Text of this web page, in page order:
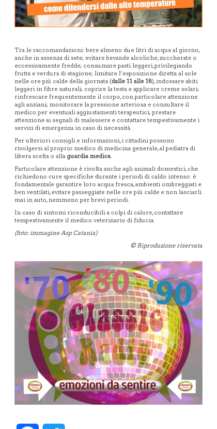
Tra le raccomandazioni: bere almeno due litri di acqua al giorno,
anche in assenza di sete; evitare bevande alcoliche, zuccherate o
eccessivamente fredde; consumare pasti leggeri, privilegiando
frutta e verdura di stagione; limitare l’esposizione diretta al sole
nelle ore più calde della giornata (dalle 11 alle 18), indossare abiti
leggeri in fibre naturali; coprire la testa e applicare creme solari;
rinfrescare frequentemente il corpo, con particolare attenzione
agli anziani; monitorare la pressione arteriosa e consultare il
medico per eventuali aggiustamenti terapeutici; prestare
attenzione ai segnali di malessere e contattare tempestivamente i
servizi di emergenza in caso di necessità
Per ulteriori consigli e informazioni, i cittadini possono
rivolgersi al proprio medico di medicina generale, al pediatra di
libera scelta o alla guardia medica
Particolare attenzione è rivolta anche agli animali domestici, che
richiedono cure specifiche durante i periodi di caldo intenso: è
fondamentale garantire loro acqua fresca, ambienti ombreggiati e
ben ventilati, evitare passeggiate nelle ore più calde e non lasciarli
mai in auto, nemmeno per brevi periodi.
In caso di sintomi riconducibili a colpi di calore, contattare
tempestivamente il medico veterinario di fiducia.
(foto: immagine Asp Catania)
© Riproduzione riservata